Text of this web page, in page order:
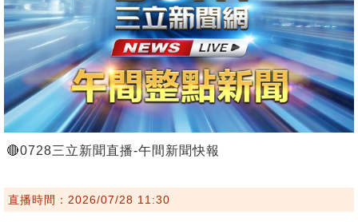
🔴0728三立新聞直播-午間新聞快報
直播時間：2026/07/28 11:30